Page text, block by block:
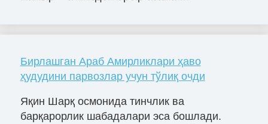
Бирлашган Араб Амирликлари ҳаво
ҳудудини парвозлар учун тўлиқ очди
Яқин Шарқ осмонида тинчлик ва
барқарорлик шабадалари эса бошлади.